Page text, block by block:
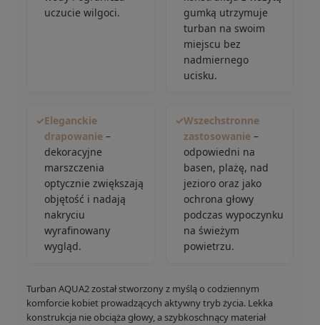
uczucie wilgoci.
gumką utrzymuje
turban na swoim
miejscu bez
nadmiernego
ucisku.
✓Eleganckie
drapowanie –
dekoracyjne
marszczenia
optycznie zwiększają
objętość i nadają
nakryciu
wyrafinowany
wygląd.
✓Wszechstronne
zastosowanie–
odpowiedni na
basen, plażę, nad
jezioro oraz jako
ochrona głowy
podczas wypoczynku
na świeżym
powietrzu.
Turban AQUA2 został stworzony z myślą o codziennym
komforcie kobiet prowadzących aktywny tryb życia. Lekka
konstrukcja nie obciąża głowy, a szybkoschnący materiał